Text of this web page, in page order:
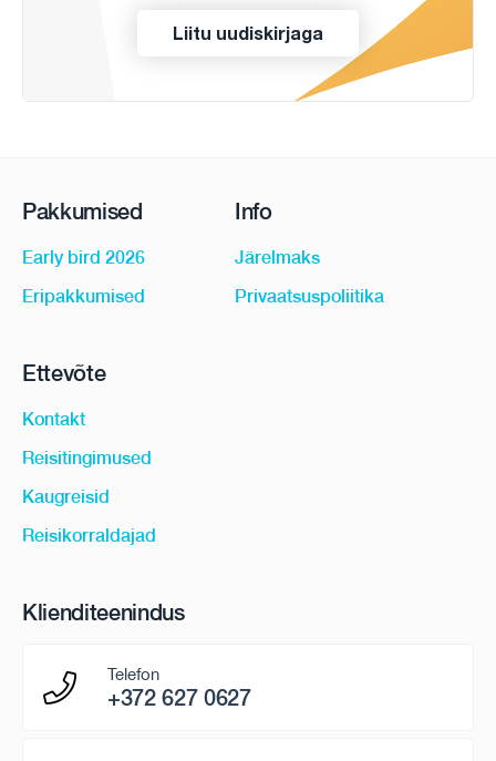
Liitu uudiskirjaga
Pakkumised
Early bird 2026
Eripakkumised
Info
Järelmaks
Privaatsuspoliitika
Ettevõte
Kontakt
Reisitingimused
Kaugreisid
Reisikorraldajad
Klienditeenindus
Telefon
+372 627 0627